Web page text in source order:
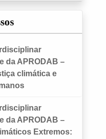
da APRODAB –
climática e
da APRODAB –
Extremos: